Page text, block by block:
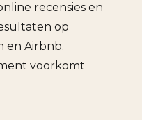
recensies en
op
en Airbnb.
voorkomt